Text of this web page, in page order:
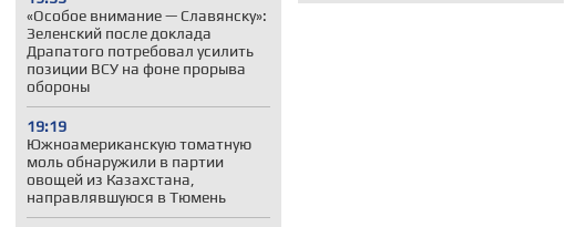
«Особое внимание — Славянску»:
Зеленский после доклада
Драпатого потребовал усилить
позиции ВСУ на фоне прорыва
обороны
19:19
Южноамериканскую томатную
моль обнаружили в партии
овощей из Казахстана,
направлявшуюся в Тюмень